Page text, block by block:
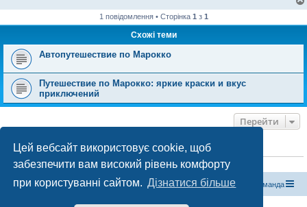
Цей вебсайт використовує cookie, щоб
забезпечити вам високий рівень комфорту
при користуванні сайтом. Дізнатися більше
1 повідомлення • Сторінка 1 з 1
Схожі теми
Автопутешествие по Марокко
Путешествие по Марокко: яркие краски и вкус
приключений
Перейти
ХТО ЗАРАЗ ОНЛАЙН
Зараз переглядають цей форум:ClaudeBot [бот ШІ]і 0 гостей
Магазин спорядження Туристичний форум «Рюкзак» Команда